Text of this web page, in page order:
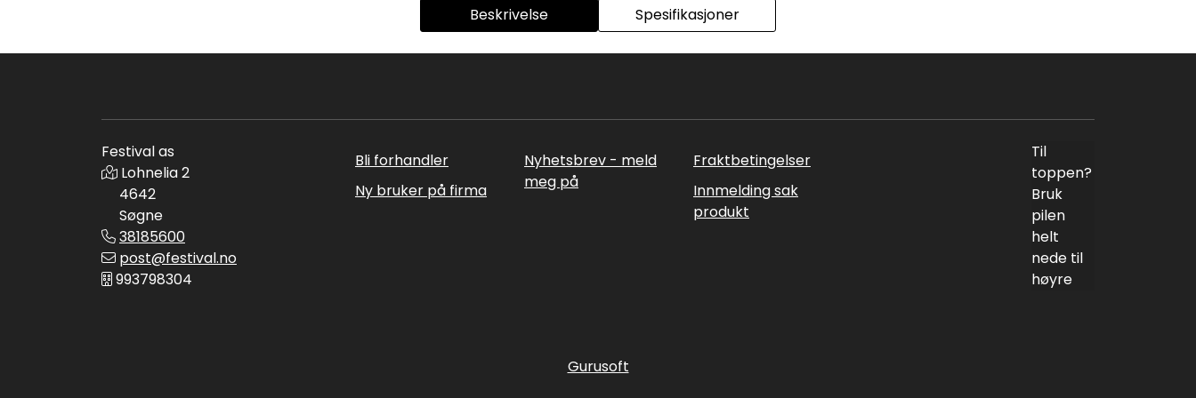
Beskrivelse Spesifikasjoner
Festival as
Lohnelia 2
4642
Søgne
38185600
post@festival.no
993798304
Bli forhandler
Ny bruker på firma
Nyhetsbrev - meld
meg på
Fraktbetingelser
Innmelding sak
produkt
Til
toppen?
Bruk
pilen
helt
nede til
høyre
Gurusoft